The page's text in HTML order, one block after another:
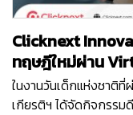
Clicknext
ทฤษฎีใหม่ผ่าน
ในงานวันเด็กแห่งชาติ
เกียรติฯ ได้จัดกิจกรรม